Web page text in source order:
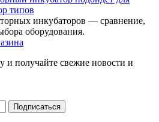
типов
инкубаторов — сравнение,
оборудования.
и получайте свежие новости и